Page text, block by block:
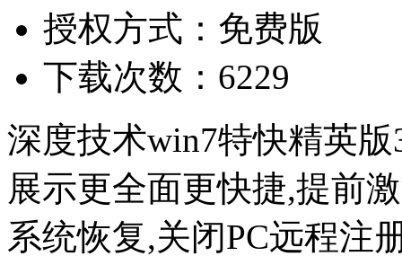
授权方式：免费版
下载次数：6229
深度技术win7特快精英
展示更全面更快捷,提前
系统恢复,关闭PC远程注